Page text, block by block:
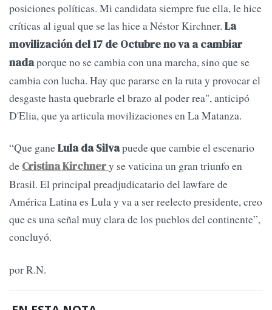
posiciones políticas. Mi candidata siempre fue ella, le hice
críticas al igual que se las hice a Néstor Kirchner. La
movilización del 17 de Octubre no va a cambiar
nadaporque no se cambia con una marcha, sino que se
cambia con lucha. Hay que pararse en la ruta y provocar el
desgaste hasta quebrarle el brazo al poder rea", anticipó
D'Elia, que ya articula movilizaciones en La Matanza.
“Que ganeLula da Silvapuede que cambie el escenario
de Cristina Kirchnery se vaticina un gran triunfo en
Brasil. El principal preadjudicatario del lawfare de
América Latina es Lula y va a ser reelecto presidente, creo
que es una señal muy clara de los pueblos del continente”,
concluyó.
por R.N.